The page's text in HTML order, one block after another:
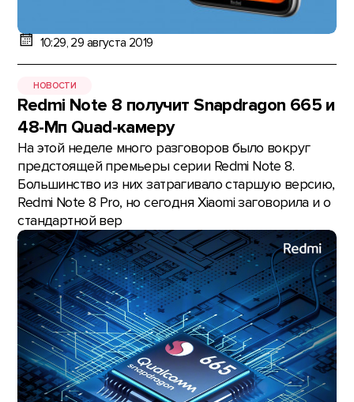
10:29, 29 августа 2019
НОВОСТИ
Redmi Note 8 получит Snapdragon 665 и
48-Мп Quad-камеру
На этой неделе много разговоров было вокруг
предстоящей премьеры серии Redmi Note 8.
Большинство из них затрагивало старшую версию,
Redmi Note 8 Pro, но сегодня Xiaomi заговорила и о
стандартной вер